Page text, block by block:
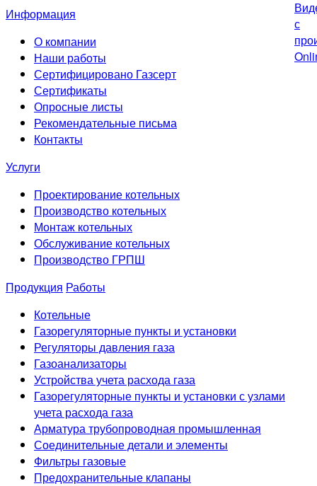
Информация
О компании
Наши работы
Сертифицировано Газсерт
Сертификаты
Опросные листы
Рекомендательные письма
Контакты
Услуги
Проектирование котельных
Производство котельных
Монтаж котельных
Обслуживание котельных
Производство ГРПШ
Продукция Работы
Котельные
Газорегуляторные пункты и установки
Регуляторы давления газа
Газоанализаторы
Устройства учета расхода газа
Газорегуляторные пункты и установки с узлами
учета расхода газа
Арматура трубопроводная промышленная
Соединительные детали и элементы
Фильтры газовые
Предохранительные клапаны